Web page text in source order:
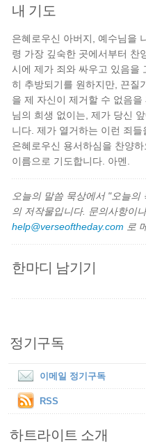
내 기도
은혜로우신 아버지, 예수님을
령 가장 깊숙한 곳에서부터 찬
시에 제가 죄와 싸우고 있음을
히 추방되기를 원하지만, 끈질
을 제 자신이 제거할 수 없음
님의 희생 없이는, 제가 당신
니다. 제가 열거하는 이런 죄
은혜로우신 용서하심을 찬양
이름으로 기도합니다. 아멘.
오늘의 말씀 묵상에서 "오늘
의 저작물입니다. 문의사항이
help@verseoftheday.com 로
한마디 남기기
정기구독
이메일 정기구독
RSS
하트라이트 소개